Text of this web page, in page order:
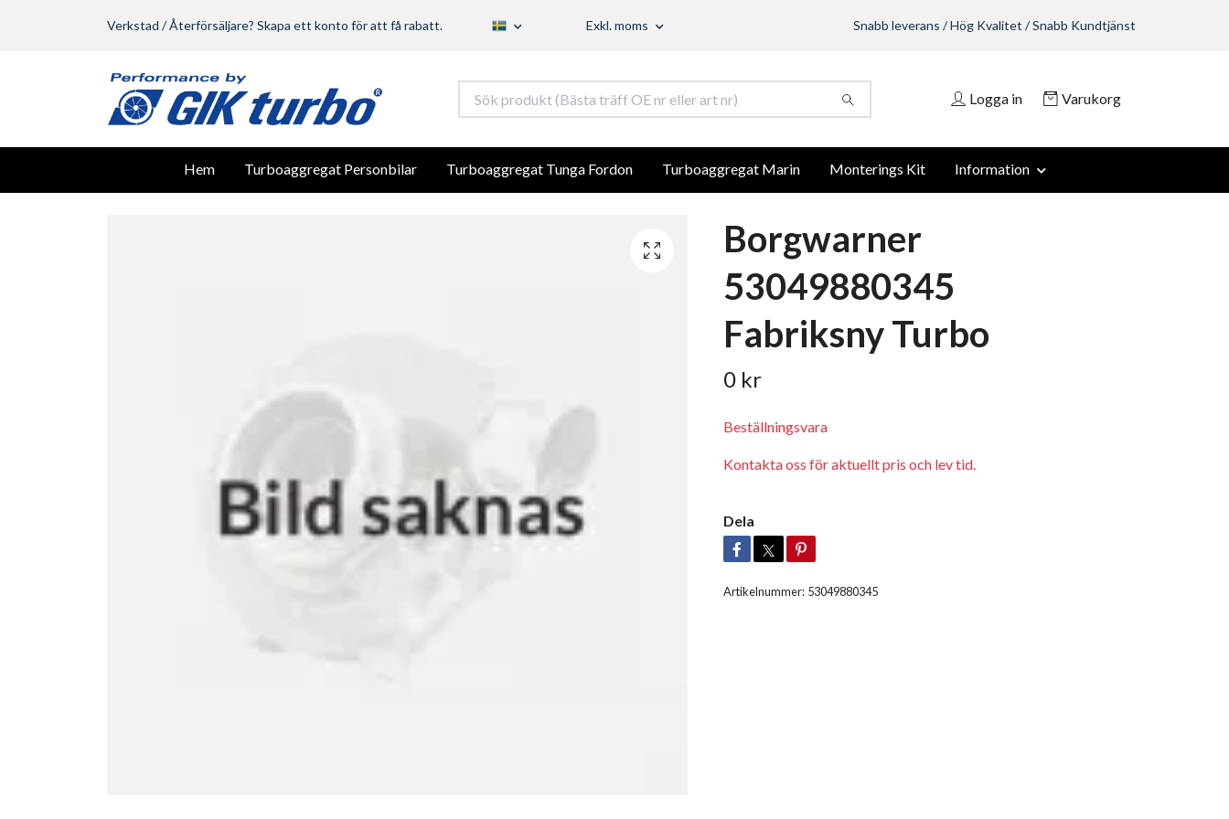
Verkstad / Återförsäljare? Skapa ett konto för att få rabatt. Exkl. moms Snabb leverans / Hög Kvalitet / Snabb Kundtjänst
Logga in Varukorg
Hem Turboaggregat Personbilar Turboaggregat Tunga Fordon Turboaggregat Marin Monterings Kit Information
Borgwarner
53049880345
Fabriksny Turbo
0 kr
Beställningsvara
Kontakta oss för aktuellt pris och lev tid.
Dela
Artikelnummer: 53049880345